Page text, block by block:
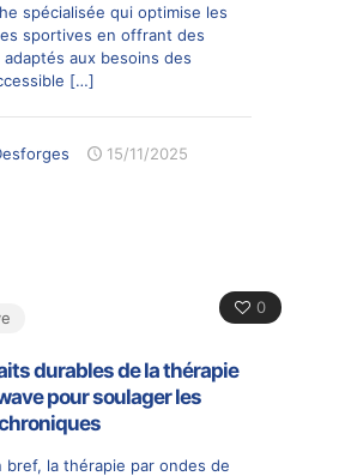
spécialisée qui optimise les
sportives en offrant des
aux besoins des
[…]
15/11/2025
0
durables de la thérapie
pour soulager les
bref, la thérapie par ondes de